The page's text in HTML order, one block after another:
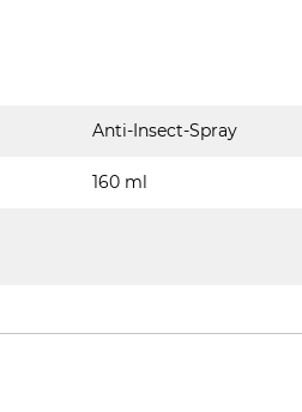
Anti-Insect-Spray
160 ml